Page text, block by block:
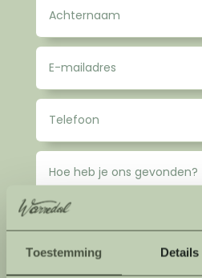
Toestemming Details